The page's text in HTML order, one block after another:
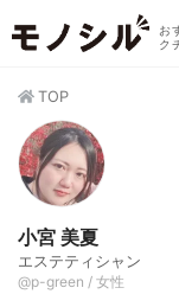
お
ク
TOP
小宮 美夏
エステティシャン
@p-green / 女性